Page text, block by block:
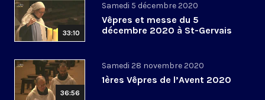
33:10
Samedi 5 décembre 2020
Vêpres et messe du 5
décembre 2020 à St-Gervais
36:56
Samedi 28 novembre 2020
1ères Vêpres de l’Avent 2020